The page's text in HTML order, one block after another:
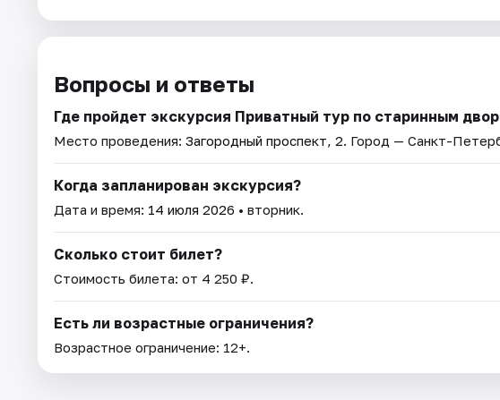
Вопросы и ответы
Где пройдет экскурсия Приватный тур по старинным
Место проведения: Загородный проспект, 2. Город — Санкт-
Когда запланирован экскурсия?
Дата и время: 14 июля 2026 • вторник.
Сколько стоит билет?
Стоимость билета: от 4 250 ₽.
Есть ли возрастные ограничения?
Возрастное ограничение: 12+.